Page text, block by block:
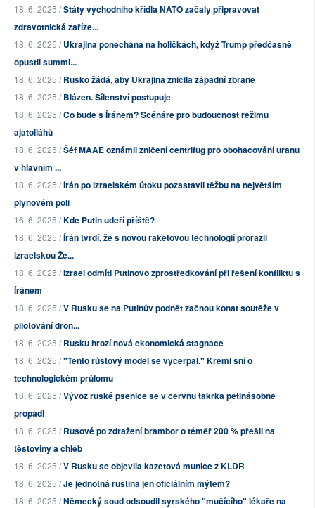
18. 6. 2025 /Státy východního křídla NATO začaly připravovat
zdravotnická zaříze...
18. 6. 2025 /Ukrajina ponechána na holičkách, když Trump předčasně
opustil summi...
18. 6. 2025 /Rusko žádá, aby Ukrajina zničila západní zbraně
18. 6. 2025 /Blázen. Šílenství postupuje
18. 6. 2025 /Co bude s Íránem? Scénáře pro budoucnost režimu
ajatolláhů
18. 6. 2025 /Šéf MAAE oznámil zničení centrifug pro obohacování uranu
v hlavním ...
18. 6. 2025 /Írán po izraelském útoku pozastavil těžbu na největším
plynovém poli
16. 6. 2025 /Kde Putin udeří příště?
18. 6. 2025 /Írán tvrdí, že s novou raketovou technologií prorazil
izraelskou Že...
18. 6. 2025 /Izrael odmítl Putinovo zprostředkování při řešení konfliktu s
Íránem
18. 6. 2025 /V Rusku se na Putinův podnět začnou konat soutěže v
pilotování dron...
18. 6. 2025 /Rusku hrozí nová ekonomická stagnace
18. 6. 2025 /"Tento růstový model se vyčerpal." Kreml sní o
technologickém průlomu
18. 6. 2025 /Vývoz ruské pšenice se v červnu takřka pětinásobně
propadl
18. 6. 2025 /Rusové po zdražení brambor o téměř 200 % přešli na
těstoviny a chléb
18. 6. 2025 /V Rusku se objevila kazetová munice z KLDR
18. 6. 2025 /Je jednotná ruština jen oficiálním mýtem?
18. 6. 2025 /Německý soud odsoudil syrského "mučícího" lékaře na